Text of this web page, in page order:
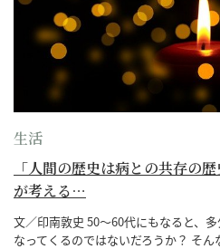
生活
「人間の歴史は病との共存の
が考える…
文／印南敦史 50〜60代にもなると、
なってくるのではないだろうか？ そ